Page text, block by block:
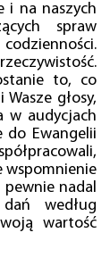
i na naszych
spraw
to, co
głosy,
w audycjach
do Ewangelii
wspomnienie
nadal
według
wartość